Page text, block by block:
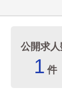
公開求人
1 件